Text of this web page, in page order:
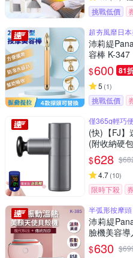
挑戰低價
超夯風靡日
沛莉緹
容棒 K-347
$600 81
5 (1)
挑戰低價
僅365g輕巧
(快)【FJ】
(附收納硬
$628 $
4.7(10)
限時下殺 券
半弧形按摩
沛莉緹
臉機美容
$630 $